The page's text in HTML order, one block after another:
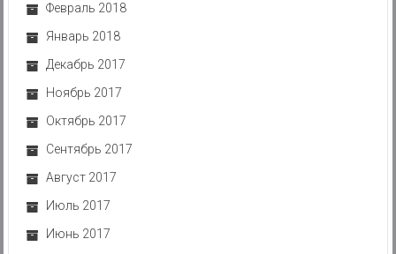
Февраль 2018
Январь 2018
Декабрь 2017
Ноябрь 2017
Октябрь 2017
Сентябрь 2017
Август 2017
Июль 2017
Июнь 2017